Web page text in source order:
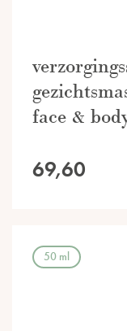
face &
69,60
50 ml